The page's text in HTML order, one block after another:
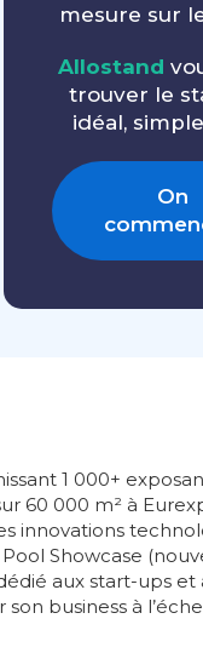
mesure sur
Allostand
trouver le
idéal,
On
1 000+
60 000 m² à
innovations
Showcase
aux start-ups et
business à